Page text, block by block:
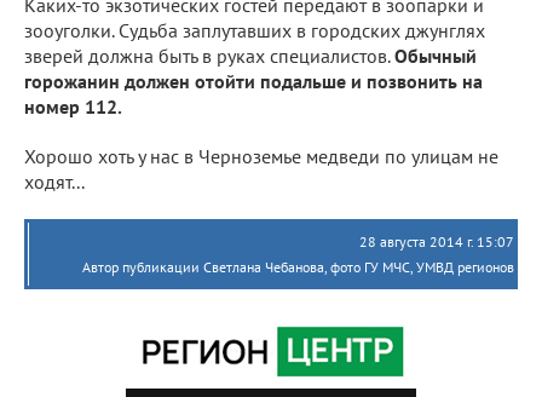
зооуголки. Судьба заплутавших в городских джунглях
зверей должна быть в руках специалистов.Обычный
горожанин должен отойти подальше и позвонить на
номер 112.
Хорошо хоть у нас в Черноземье медведи по улицам не
ходят...
28 августа 2014 г. 15:07
Автор публикации Светлана Чебанова, фото ГУ МЧС, УМВД регионов